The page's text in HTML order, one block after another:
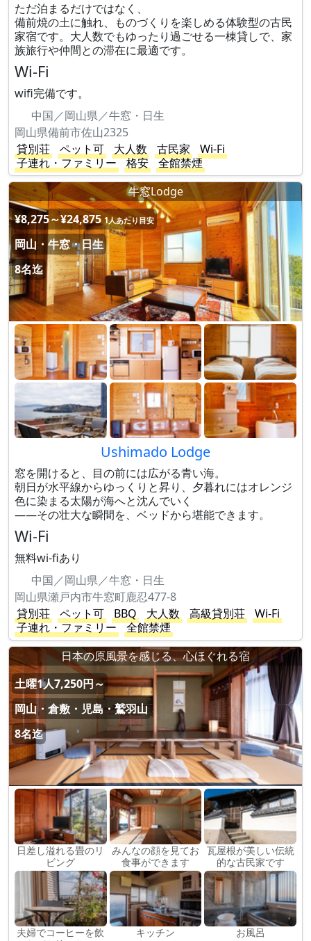
ただ泊まるだけではなく、
備前焼の土に触れ、ものづくりを楽しめる体験型の古民
家宿です。大人数でもゆったり過ごせる一棟貸しで、家
族旅行や仲間との滞在に最適です。
Wi-Fi
wifi完備です。
中国／岡山県／牛窓・日生
岡山県備前市佐山2325
貸別荘
ペット可 大人数 古民家
Wi-Fi
子連れ・ファミリー
格安
全館禁煙
牛窓Lodge
¥8,275～¥24,875 1人あたり目安
岡山・牛窓・日生
8名迄
Ushimado Lodge
窓を開けると、目の前には広がる青い海。
朝日が水平線からゆっくりと昇り、夕暮れにはオレンジ
色に染まる太陽が海へと沈んでいく
——その壮大な瞬間を、ベッドから堪能できます。
Wi-Fi
無料wi-fiあり
中国／岡山県／牛窓・日生
岡山県瀬戸内市牛窓町鹿忍477-8
貸別荘
ペット可 BBQ 大人数 高級貸別荘
Wi-Fi
子連れ・ファミリー
全館禁煙
日本の原風景を感じる、心ほぐれる宿
土曜1人7,250円～
岡山・倉敷・児島・鷲羽山
8名迄
日差し溢れる畳のリ
ビング
みんなの顔を見てお
食事ができます
瓦屋根が美しい伝統
的な古民家です
夫婦でコーヒーを飲
キッチン お風呂